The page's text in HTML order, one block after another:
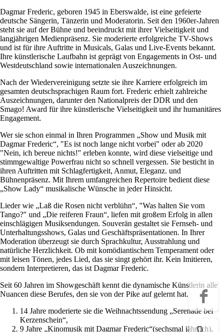
Dagmar Frederic, geboren 1945 in Eberswalde, ist eine gefeierte
deutsche Sängerin, Tänzerin und Moderatorin. Seit den 1960er-Jahren
steht sie auf der Bühne und beeindruckt mit ihrer Vielseitigkeit und
langjährigen Medienpräsenz. Sie moderierte erfolgreiche TV-Shows
und ist für ihre Auftritte in Musicals, Galas und Live-Events bekannt.
Ihre künstlerische Laufbahn ist geprägt von Engagements in Ost- und
Westdeutschland sowie internationalen Auszeichnungen.
Nach der Wiedervereinigung setzte sie ihre Karriere erfolgreich im
gesamten deutschsprachigen Raum fort. Frederic erhielt zahlreiche
Auszeichnungen, darunter den Nationalpreis der DDR und den
Smago! Award für ihre künstlerische Vielseitigkeit und ihr humanitäres
Engagement.
Wer sie schon einmal in Ihren Programmen „Show und Musik mit
Dagmar Frederic“, "Es ist noch lange nicht vorbei" oder ab 2020
"Nein, ich bereue nichts!" erleben konnte, wird diese vielseitige und
stimmgewaltige Powerfrau nicht so schnell vergessen. Sie besticht in
ihren Auftritten mit Schlagfertigkeit, Anmut, Eleganz. und
Bühnenpräsenz. Mit Ihrem umfangreichen Repertoire bedient diese
„Show Lady“ musikalische Wünsche in jeder Hinsicht.
Lieder wie „Laß die Rosen nicht verblühn“, "Was halten Sie vom
Tango?" und „Die reiferen Fraun“, liefen mit großem Erfolg in allen
einschlägigen Musiksendungen. Souverän gestaltet sie Fernseh- und
Unterhaltungsshows, Galas und Geschäftspräsentationen. In Ihrer
Moderation überzeugt sie durch Sprachkultur, Ausstrahlung und
natürliche Herzlichkeit. Ob mit komödiantischem Temperament oder
mit leisen Tönen, jedes Lied, das sie singt gehört ihr. Kein Imitieren,
sondern Interpretieren, das ist Dagmar Frederic.
Seit 60 Jahren im Showgeschäft kennt die dynamische Künstlerin alle
Nuancen diese Berufes, den sie von der Pike auf gelernt hat.
14 Jahre moderierte sie die Weihnachtssendung „Serenade bei
Kerzenschein“,
9 Jahre „Kinomusik mit Dagmar Frederic“(sechsmal jährlich),